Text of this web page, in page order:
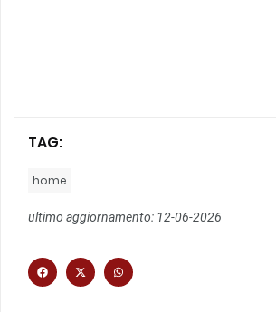
TAG:
home
ultimo aggiornamento: 12-06-2026